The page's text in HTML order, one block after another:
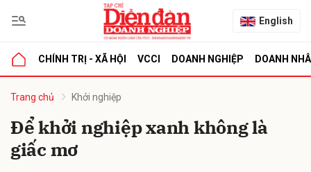
English
CHÍNH TRỊ - XÃ HỘI VCCI DOANH NGHIỆP DOANH
Trang chủ Khởi nghiệp
Để khởi nghiệp xanh không là
giấc mơ
luận